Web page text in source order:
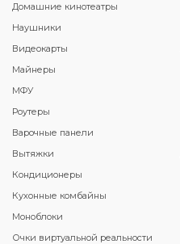
Домашние кинотеатры
Наушники
Видеокарты
Майнеры
МФУ
Роутеры
Варочные панели
Вытяжки
Кондиционеры
Кухонные комбайны
Моноблоки
Очки виртуальной реальности